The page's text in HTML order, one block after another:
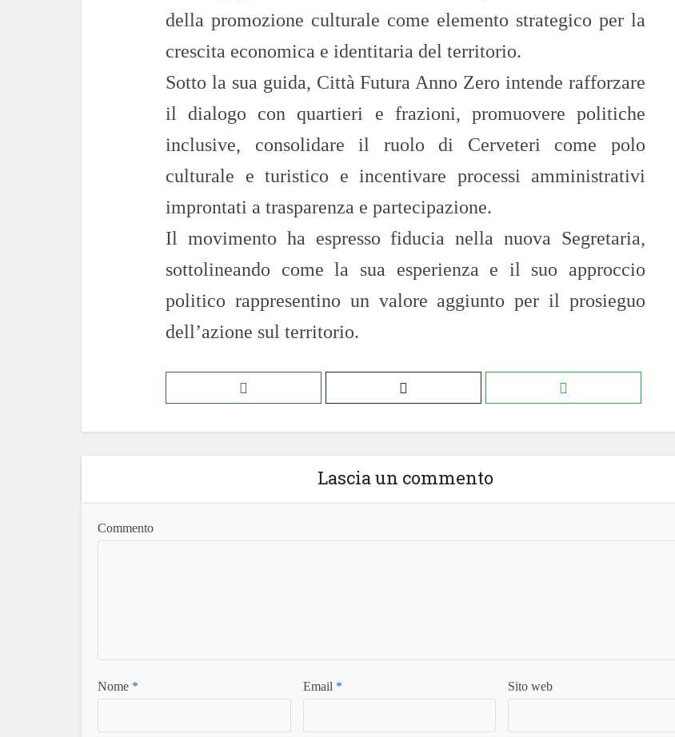
della promozione culturale come elemento strategico per la
crescita economica e identitaria del territorio.
Sotto la sua guida, Città Futura Anno Zero intende rafforzare
il dialogo con quartieri e frazioni, promuovere politiche
inclusive, consolidare il ruolo di Cerveteri come polo
culturale e turistico e incentivare processi amministrativi
improntati a trasparenza e partecipazione.
Il movimento ha espresso fiducia nella nuova Segretaria,
sottolineando come la sua esperienza e il suo approccio
politico rappresentino un valore aggiunto per il prosieguo
dell’azione sul territorio.
Lascia un commento
Commento
Nome * Email * Sito web